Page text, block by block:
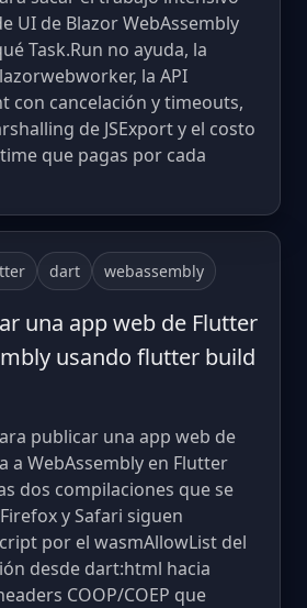
UI de Blazor WebAssembly
Task.Run no ayuda, la
la API
con cancelación y timeouts,
de JSExport y el costo
que pagas por cada
dart webassembly
una app web de Flutter
usando flutter build
publicar una app web de
a WebAssembly en Flutter
dos compilaciones que se
y Safari siguen
por el wasmAllowList del
desde dart:html hacia
COOP/COEP que